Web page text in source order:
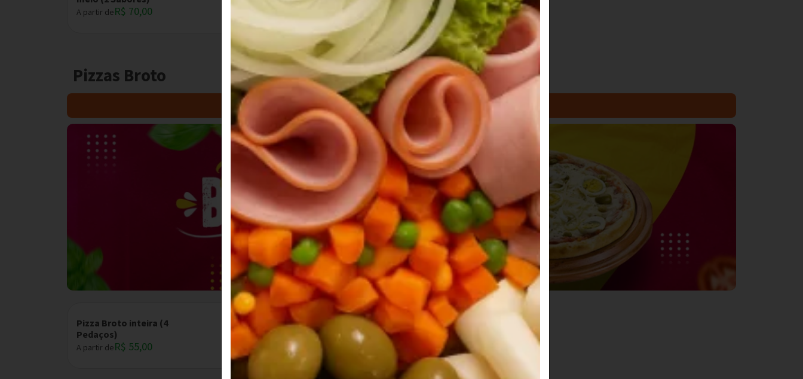
A partir deR$ 70,00 R$ 70,00
Pizzas Broto
PIZZAS MEIO A MEIO SERÁ COBRADO O VALOR DE MAIOR
Pizza Broto inteira (4
Pedaços)
A partir deR$ 55,00
Pizza Broto Meio a
Meio (4 Pedaços)
A partir de R$ 55,00